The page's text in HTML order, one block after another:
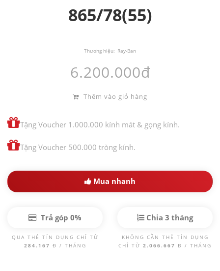
865/78(55)
Thương hiệu: Ray-Ban
6.200.000đ
Thêm vào giỏ hàng
Tặng Voucher 1.000.000 kính mát & gọng kính.
Tặng Voucher 500.000 tròng kính.
Mua nhanh
Trả góp 0%
QUA THẺ TÍN DỤNG CHỈ TỪ
284.167 Đ / THÁNG
Chia 3 tháng
KHÔNG CẦN THẺ TÍN DỤNG
CHỈ TỪ 2.066.667 Đ / THÁNG